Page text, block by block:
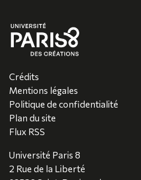
Crédits
Mentions légales
Politique de confidentialité
Plan du site
Flux RSS
Université Paris 8
2 Rue de la Liberté